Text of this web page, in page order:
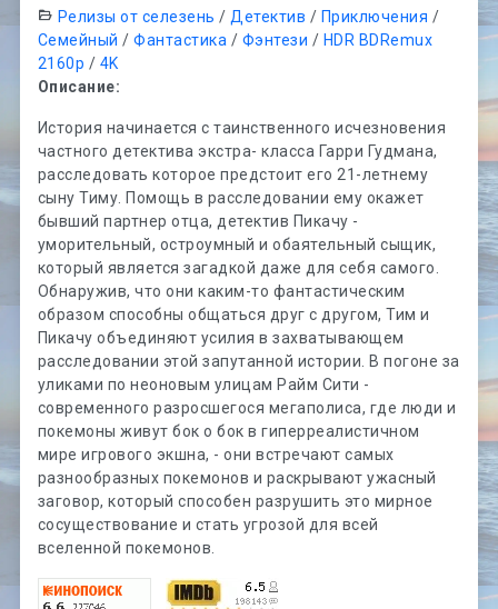
Релизы от селезень /Детектив / Приключения /
Семейный /Фантастика / Фэнтези / HDR BDRemux
2160p / 4K
Описание:
История начинается с таинственного исчезновения
частного детектива экстра- класса Гарри Гудмана,
расследовать которое предстоит его 21-летнему
сыну Тиму. Помощь в расследовании ему окажет
бывший партнер отца, детектив Пикачу -
уморительный, остроумный и обаятельный сыщик,
который является загадкой даже для себя самого.
Обнаружив, что они каким-то фантастическим
образом способны общаться друг с другом, Тим и
Пикачу объединяют усилия в захватывающем
расследовании этой запутанной истории. В погоне за
уликами по неоновым улицам Райм Сити -
современного разросшегося мегаполиса, где люди и
покемоны живут бок о бок в гиперреалистичном
мире игрового экшна, - они встречают самых
разнообразных покемонов и раскрывают ужасный
заговор, который способен разрушить это мирное
сосуществование и стать угрозой для всей
вселенной покемонов.